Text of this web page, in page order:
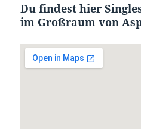
Du findest hier
im Großraum von